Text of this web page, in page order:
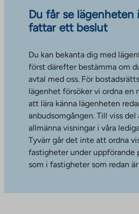
Du får se lägenheten
fattar ett beslut
Du kan bekanta dig med
först därefter bestämma om
avtal med oss. För
lägenhet försöker vi ordna en
att lära känna lägenheten
anbudsomgången. Till viss del
allmänna visningar i våra
Tyvärr går det inte att ordna
fastigheter under uppförande
som i fastigheter som redan